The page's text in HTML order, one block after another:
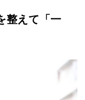
整えて「一